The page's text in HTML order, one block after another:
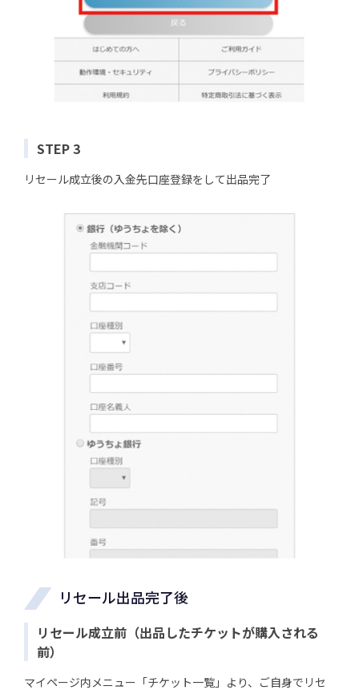
STEP 3
リセール成立後の入金先口座登録をして出品完了
リセール出品完了後
リセール成立前（出品したチケットが購入される
前）
マイページ内メニュー「チケット一覧」より、ご自身でリセ